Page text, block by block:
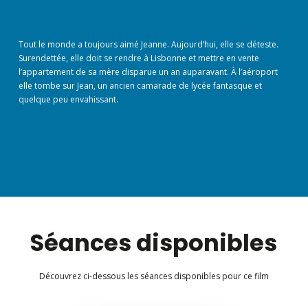
Tout le monde a toujours aimé Jeanne. Aujourd’hui, elle se déteste.
Surendettée, elle doit se rendre à Lisbonne et mettre en vente
l’appartement de sa mère disparue un an auparavant. À l’aéroport
elle tombe sur Jean, un ancien camarade de lycée fantasque et
quelque peu envahissant.
Séances disponibles
Découvrez ci-dessous les séances disponibles pour ce film